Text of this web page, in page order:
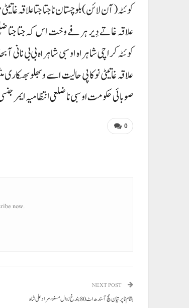
کوئٹہ (آن لائن) بلوچستان نا جتا جتا علاقہ
علاقہ غاتے دِیر ہرفے وخت اس کہ جتا جتا
کوئٹہ کراچی شاہراہ او سبی شاہراہ بی بی
علاقہ غاتیٹی نوکاپی حالیت اسے و بھلو
صوبائی حکومت او سبی نا ضلعی انتظامیہ ایمر
0
now.
NEXT POST
بشام نا پر تیان مچ آ سندھ اٹ 80 بندغ زوال مسنو، مراد علی شاہ